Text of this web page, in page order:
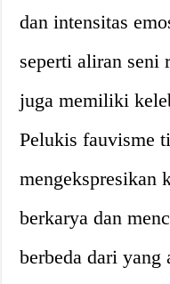
dan intensitas
seperti aliran seni
juga memiliki
Pelukis fauvisme
mengekspresikan
berkarya dan
berbeda dari yang